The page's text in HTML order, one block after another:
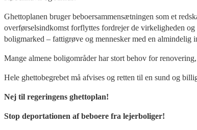
Ghettoplanen bruger beboersammensætningen som et
overførselsindkomst forflyttes fordrejer de virkeligheden
boligmarked – fattigrøve og mennesker med en almindelig
Mange almene boligområder har stort behov for
Hele ghettobegrebet må afvises og retten til en sund og
Nej til regeringens ghettoplan!
Stop deportationen af beboere fra lejerboliger!